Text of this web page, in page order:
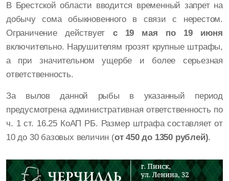
В Брестской области вводится временный запрет на
добычу сома обыкновенного в связи с нерестом.
Ограничение действует с 19 мая по 19 июня
включительно. Нарушителям грозят крупные штрафы,
а при значительном ущербе и более серьезная
ответственность.
За вылов данной рыбы в указанный период
предусмотрена административная ответственность по
ч. 1 ст. 16.25 КоАП РБ. Размер штрафа составляет от
10 до 30 базовых величин (от 450 до 1350 рублей).